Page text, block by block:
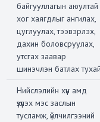
байгууллагын аюултай
хог хаягдлыг ангилах,
цуглуулах, тээвэрлэх,
дахин боловсруулах,
утсгах заавар
шинэчлэн батлах тухай
Нийслэлийн хүн амд
үзүүлэх мэс заслын
тусламж, үйлчилгээний